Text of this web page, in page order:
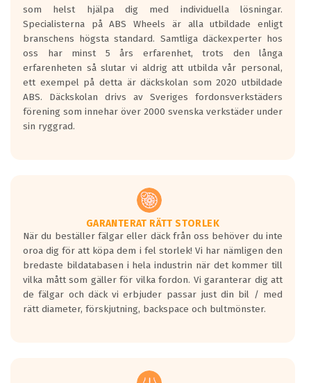
den kortaste bromssträckan och F är den
längsta.
Inga D eller G betyg delas ut för
personbilar och lätta lastbilar.
Betyget sätts efter ett test där däcken
skall bromsa in på en väg där det ligger
0.5-1.5 mm vatten.
I 80km/h kommer skillnaden på
Vid körning i över 50km/h brukar
rullmotståndets ljud överträffa
motorljudet.
På däckmärkningen kommer det finnas
en symbol av ett däck med vågar. Hög
bullernivå markeras med svarta vågor
medans de vita vågorna påvisar om det är
ett tyst däck.
regelverket som introduceras år 2016.
som helst hjälpa dig med individuella lösningar.
Specialisterna på ABS Wheels är alla utbildade enligt
branschens högsta standard. Samtliga däckexperter hos
oss har minst 5 års erfarenhet, trots den långa
erfarenheten så slutar vi aldrig att utbilda vår personal,
ett exempel på detta är däckskolan som 2020 utbildade
ABS. Däckskolan drivs av Sveriges fordonsverkstäders
förening som innehar över 2000 svenska verkstäder under
sin ryggrad.
GARANTERAT RÄTT STORLEK
När du beställer fälgar eller däck från oss behöver du inte
oroa dig för att köpa dem i fel storlek! Vi har nämligen den
bredaste bildatabasen i hela industrin när det kommer till
vilka mått som gäller för vilka fordon. Vi garanterar dig att
de fälgar och däck vi erbjuder passar just din bil / med
rätt diameter, förskjutning, backspace och bultmönster.